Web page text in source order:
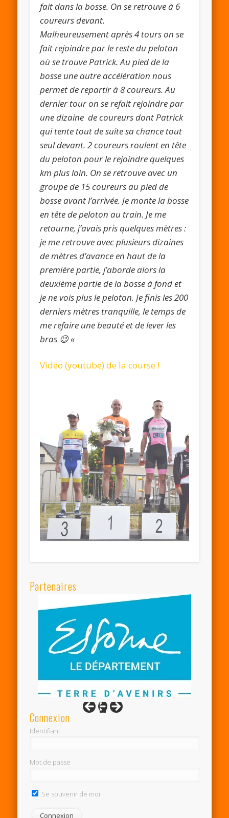
fait dans la bosse. On se retrouve à 6
coureurs devant.
Malheureusement après 4 tours on se
fait rejoindre par le reste du peloton
où se trouve Patrick. Au pied de la
bosse une autre accélération nous
permet de repartir à 8 coureurs. Au
dernier tour on se refait rejoindre par
une dizaine de coureurs dont Patrick
qui tente tout de suite sa chance tout
seul devant. 2 coureurs roulent en tête
du peloton pour le rejoindre quelques
km plus loin. On se retrouve avec un
groupe de 15 coureurs au pied de
bosse avant l’arrivée. Je monte la bosse
en tête de peloton au train. Je me
retourne, j’avais pris quelques mètres :
je me retrouve avec plusieurs dizaines
de mètres d’avance en haut de la
première partie, j’aborde alors la
deuxième partie de la bosse à fond et
je ne vois plus le peloton. Je finis les 200
derniers mètres tranquille, le temps de
me refaire une beauté et de lever les
bras 😉 «
Vidéo (youtube) de la course !
Partenaires
Connexion
Identifiant
Mot de passe
Se souvenir de moi